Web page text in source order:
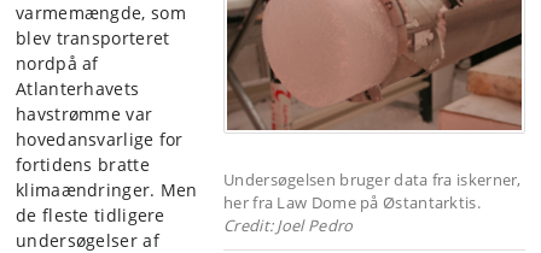
Undersøgelsen bruger data fra iskerner,
her fra Law Dome på Østantarktis.
Credit: Joel Pedro
varmemængde, som
blev transporteret
nordpå af
Atlanterhavets
havstrømme var
hovedansvarlige for
fortidens bratte
klimaændringer. Men
de fleste tidligere
undersøgelser af